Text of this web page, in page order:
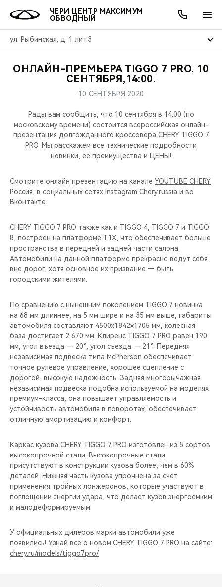
ЧЕРИ ЦЕНТР МАКСИМУМ
ОБВОДНЫЙ
ул. Рыбинская, д. 1 лит.3
МОДЕЛИ
КРОССОВЕРЫ
НОВИНКИ
ПОКУПАТЕЛЯМ
КРЕДИТ И СТРАХОВАНИЕ
ВЛАДЕЛЬЦАМ
ЗАПЧАСТИ И АКСЕССУАРЫ
ПОДДЕРЖКА
МИР CHERY
О БРЕНДЕ
CHERY В СОЦСЕТЯХ
БЛАГОТВОРИТЕЛЬНОСТЬ
CHERY REMOTE
CHERY CONNECT
CHERY И СПОРТ
ВИДЕООБЗОРЫ
CHERY ДЛЯ ДЕТЕЙ
АКЦИИ
ОНЛАЙН СЕРВИСЫ
КРЕДИТ
О КОМПАНИИ
МЫ В СОЦСЕТЯХ
ОНЛАЙН-ПРЕМЬЕРА TIGGO 7 PRO. 10
СЕНТЯБРЯ,14:00.
10 СЕНТЯБРЯ 2020
Рады вам сообщить, что 10 сентября в 14.00 (по
московскому времени) состоится всероссийская онлайн-
презентация долгожданного кроссовера CHERY TIGGO 7
PRO. Мы расскажем все технические подробности
новинки, её преимущества и ЦЕНЫ!
Смотрите онлайн презентацию на канале YOUTUBE CHERY
Россия , в социальных сетях Instagram Chery.russia и во
Вконтакте
CHERY TIGGO 7 PRO также как и TIGGO 4, TIGGO 7 и TIGGO
8, построен на платформе T1X, что обеспечивает больше
пространства в передней и задней части салона.
Автомобили на данной платформе прекрасно ведут себя
вне дорог, хотя основное их призвание — быть
городскими жителями.
По сравнению с нынешним поколением TIGGO 7 новинка
на 68 мм длиннее, на 5 мм шире и на 35 мм выше, габариты
автомобиля составляют 4500х1842х1705 мм, колесная
база достигает 2 670 мм. Клиренс TIGGO 7 PRO равен 190
мм, угол въезда — 20°, угол съезда — 21°. Передняя
независимая подвеска типа McPherson обеспечивает
точное рулевое управление, хорошее сцепление с
дорогой, высокую надежность. Задняя многорычажная
независимая подвеска подобна используемой на моделях
премиум-класса, она повышает управляемость и
устойчивость автомобиля в поворотах, обеспечивает
отличную амортизацию и комфорт.
Каркас кузова CHERY TIGGO 7 PRO изготовлен из 5 сортов
высокопрочной стали. Высокопрочные стали
присутствуют в конструкции кузова более, чем в 60%
деталей. Нижняя часть кузова упрочнена за счёт
применения тройных лонжеронов, которые участвуют в
поглощении энергии удара, что делает кузов энергоёмким
и малодеформируемым.
У официальных дилеров марки автомобили уже
появились! Узнай все о новом CHERY TIGGO 7 PRO на сайте:
chery.ru/models/tiggo7pro/